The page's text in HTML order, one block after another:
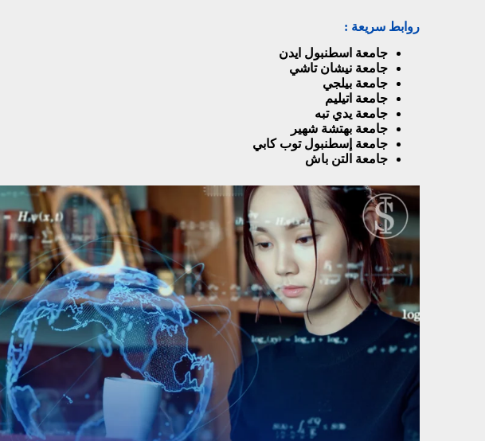
روابط سريعة :
جامعة اسطنبول ايدن
جامعة نيشان تاشي
جامعة بيلجي
جامعة اتيليم
جامعة يدي تبه
جامعة بهتشة شهير
جامعة إسطنبول توب كابي
جامعة التن باش